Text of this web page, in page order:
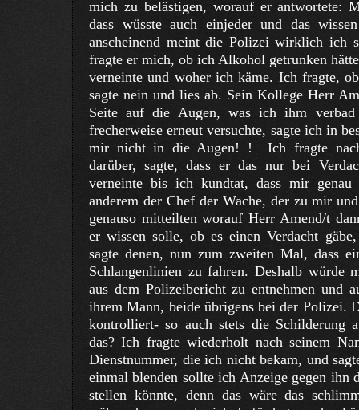
mich zu belästigen, worauf er antwortete:
dass wüsste auch einjeder und das
anscheinend meint die Polizei wirklich ich
fragte er mich, ob ich Alkohol getrunken
verneinte und woher ich käme. Ich fragte,
sagte nein und lies ab. Sein Kollege Herr
Seite auf die Augen, was ich ihm
frecherweise erneut versuchte, sagte ich in
mir nicht in die Augen! ! Ich fragte nach
darüber, sagte, dass er das nur bei
verneinte bis ich kundtat, dass mir genau
anderem der Chef der Wache, der zu mir
genauso mitteilten worauf Herr Amend/t
er wissen solle, ob es einen Verdacht
sagte denen, nun zum zweiten Mal, dass
Schlangenlinien zu fahren. Deshalb würde
aus dem Polizeibericht zu entnehmen und
ihrem Mann, beide übrigens bei der Polizei.
kontrolliert- so auch stets die Schilderung
das? Ich fragte wiederholt nach seinem
Dienstnummer, die ich nicht bekam, und
einmal blenden sollte ich Anzeige gegen ihn
stellen könnte, denn das wäre das